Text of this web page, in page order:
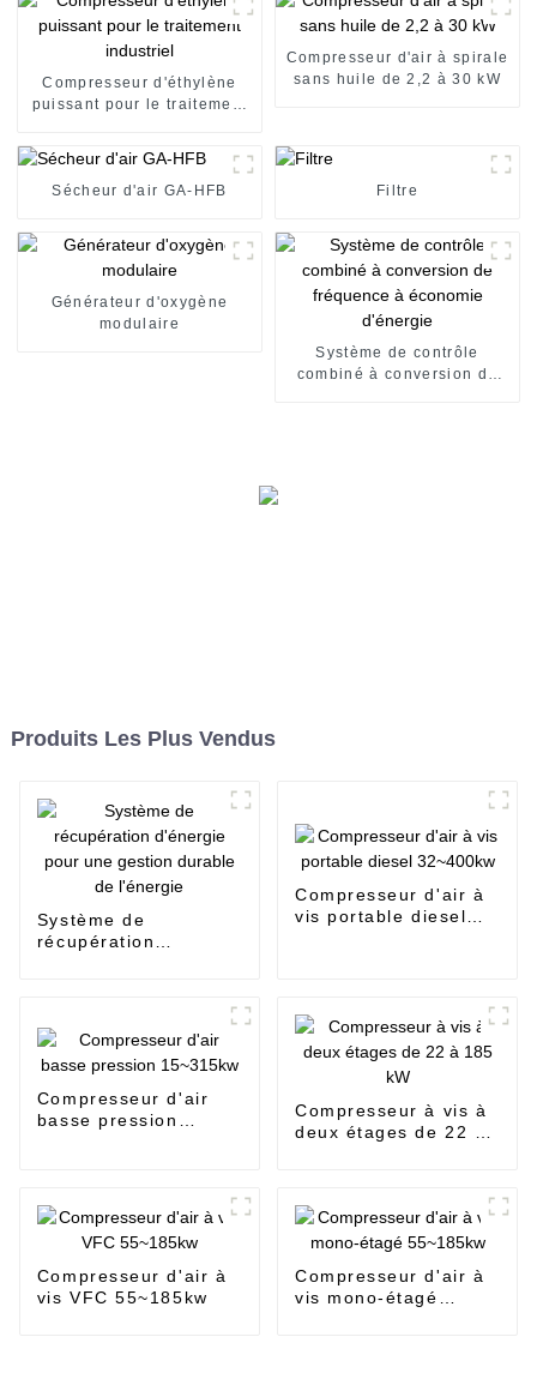
Compresseur d'éthylène
puissant pour le traitement
Compresseur d'air à spirale
sans huile de 2,2 à 30 kW
Sécheur d'air GA-HFB Filtre
Générateur d'oxygène
modulaire
Système de contrôle
combiné à conversion de
Produits Les Plus Vendus
Système de
récupération
Compresseur d'air à
vis portable diesel
Compresseur d'air
basse pression
Compresseur à vis à
deux étages de 22 à
Compresseur d'air à
vis VFC 55~185kw
Compresseur d'air à
vis mono-étagé